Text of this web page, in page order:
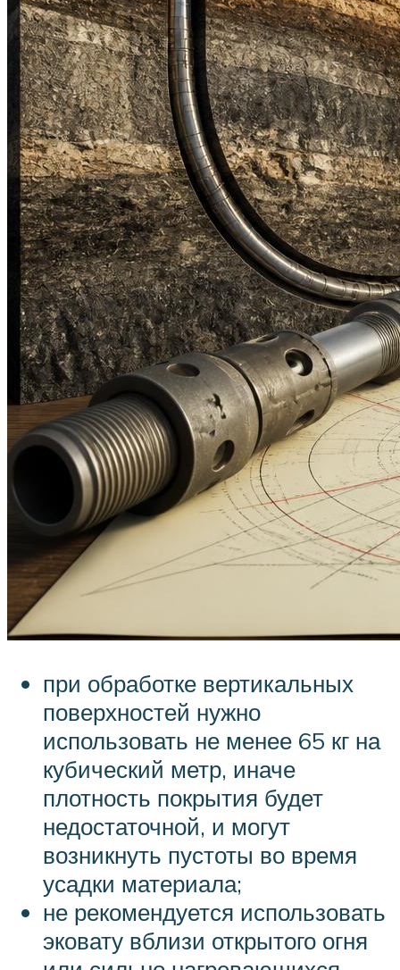
при обработке вертикальных
поверхностей нужно
использовать не менее 65 кг на
кубический метр, иначе
плотность покрытия будет
недостаточной, и могут
возникнуть пустоты во время
усадки материала;
не рекомендуется использовать
эковату вблизи открытого огня